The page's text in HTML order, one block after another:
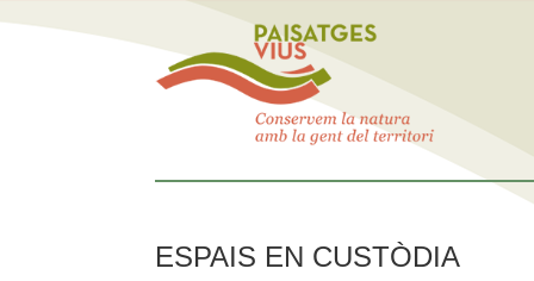
ESPAIS EN CUSTÒDIA